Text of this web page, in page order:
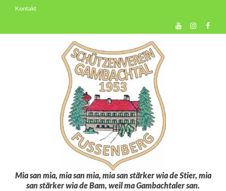
Kontakt
Mia san mia, mia san mia, mia san stärker wia de Stier, mia
san stärker wia de Bam, weil ma Gambachtaler san.